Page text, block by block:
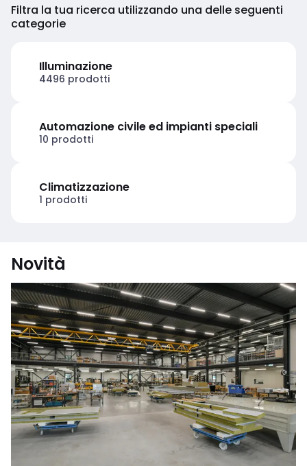
Filtra la tua ricerca utilizzando una delle seguenti
categorie
Illuminazione
4496 prodotti
Automazione civile ed impianti speciali
10 prodotti
Climatizzazione
1 prodotti
Novità